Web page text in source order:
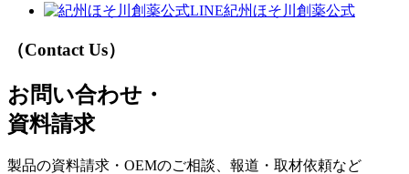
紀州ほそ川創薬公式
（Contact Us）
お問い合わせ・
資料請求
製品の資料請求・OEMのご相談、報道・取材依頼など